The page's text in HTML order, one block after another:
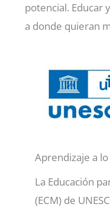
potencial. Educar
a donde quieran
Aprendizaje a
La Educación
(ECM) de